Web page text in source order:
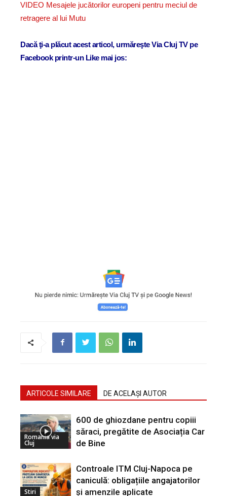
VIDEO Mesajele jucătorilor europeni pentru meciul de
retragere al lui Mutu
Dacă ţi-a plăcut acest articol, urmăreşte Via Cluj TV pe
Facebook printr-un Like mai jos:
ARTICOLE SIMILARE DE ACELAȘI AUTOR
Romania via
Cluj
600 de ghiozdane pentru copiii
săraci, pregătite de Asociația Car
de Bine
Stiri
Controale ITM Cluj-Napoca pe
caniculă: obligațiile angajatorilor
și amenzile aplicate